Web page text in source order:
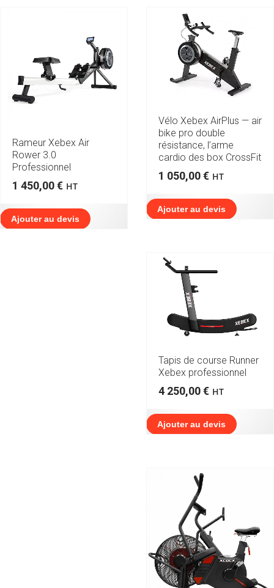
Rameur Xebex Air
Rower 3.0
Professionnel
1 450,00€ HT
Ajouter au devis
Vélo Xebex AirPlus — air
bike pro double
résistance, l’arme
cardio des box CrossFit
1 050,00€ HT
Ajouter au devis
Tapis de course Runner
Xebex professionnel
4 250,00€ HT
Ajouter au devis